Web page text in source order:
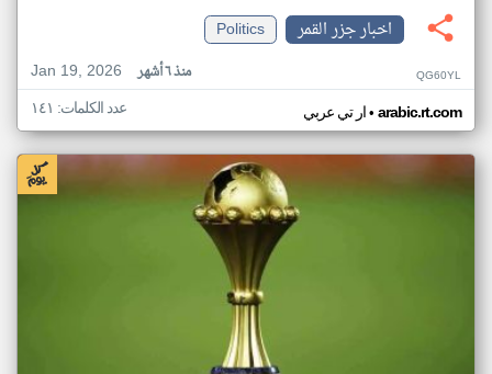
اخبار جزر القمر
Politics
Jan 19, 2026
منذ ٦ أشهر QG60YL
ار تي عربي• arabic.rt.com عدد الكلمات: ١٤١